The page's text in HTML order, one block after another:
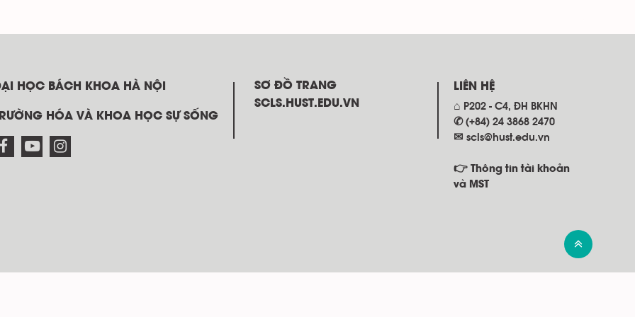
HỌC BÁCH KHOA HÀ NỘI
HÓA VÀ KHOA HỌC SỰ SỐNG
SƠ ĐỒ TRANG
SCLS.HUST.EDU.VN
LIÊN HỆ
⌂ P202 - C4, ĐH BKHN
✆ (+84) 24 3868 2470
✉ scls@hust.edu.vn
👉 Thông tin tài khoản
và MST